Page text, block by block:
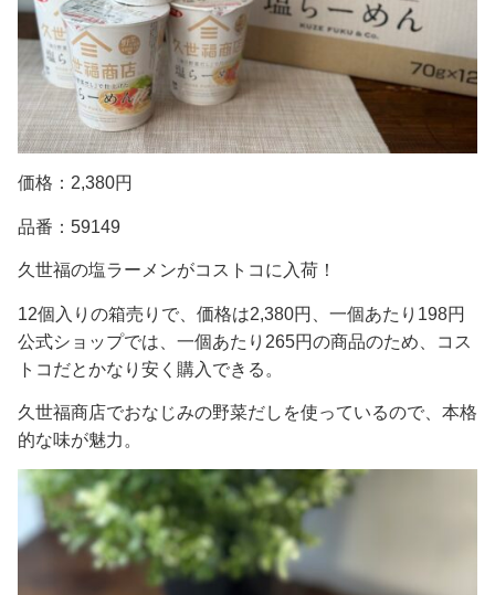
価格：2,380円
品番：59149
久世福の塩ラーメンがコストコに入荷！
12個入りの箱売りで、価格は2,380円、一個あたり198円
公式ショップでは、一個あたり265円の商品のため、コス
トコだとかなり安く購入できる。
久世福商店でおなじみの野菜だしを使っているので、本格
的な味が魅力。